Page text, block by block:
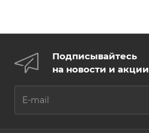
Подписывайтесь
на новости и акции